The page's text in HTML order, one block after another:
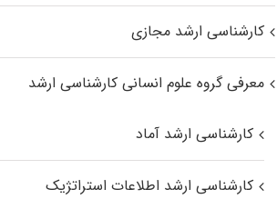
کارشناسی ارشد مجازی
معرفی گروه علوم انسانی کارشناسی ارشد
کارشناسی ارشد آماد
کارشناسی ارشد اطلاعات استراتژیک